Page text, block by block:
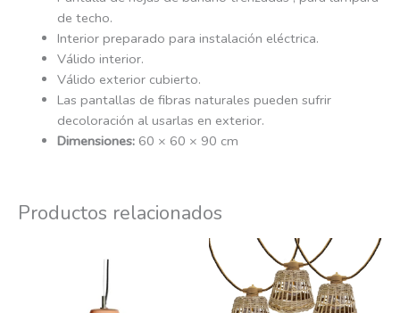
de techo.
Interior preparado para instalación eléctrica.
Válido interior.
Válido exterior cubierto.
Las pantallas de fibras naturales pueden sufrir
decoloración al usarlas en exterior.
Dimensiones:60 × 60 × 90 cm
Productos relacionados